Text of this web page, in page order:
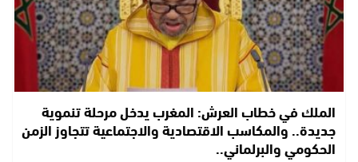
الملك في خطاب العرش: المغرب يدخل مرحلة تنموية
جديدة.. والمكاسب الاقتصادية والاجتماعية تتجاوز الزمن
الحكومي والبرلماني..